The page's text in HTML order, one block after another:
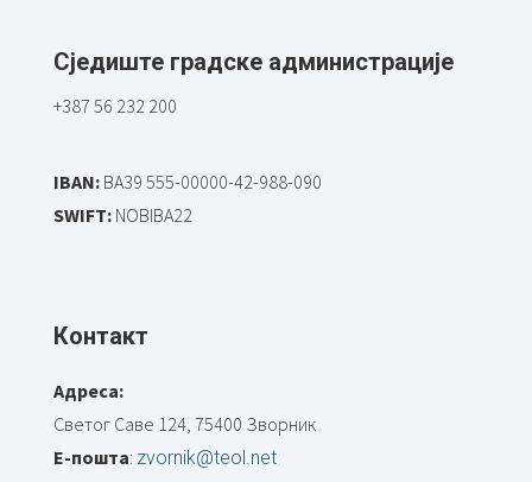
Сједиште градске администрације
+387 56 232 200
IBAN:BA39 555-00000-42-988-090
SWIFT:NOBIBA22
Контакт
Адреса:
Светог Саве 124, 75400 Зворник
Е-пошта: zvornik@teol.net